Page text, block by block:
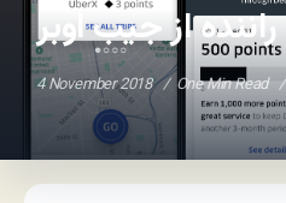
از جیب اوبر
4 November 2018 One Min Read